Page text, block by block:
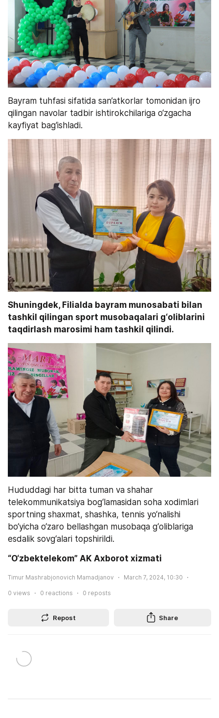
Bayram tuhfasi sifatida san’atkorlar tomonidan ijro
qilingan navolar tadbir ishtirokchilariga o‘zgacha
kayfiyat bag‘ishladi.
Shuningdek, Filialda bayram munosabati bilan
tashkil qilingan sport musobaqalari g‘oliblarini
taqdirlash marosimi ham tashkil qilindi.
Hududdagi har bitta tuman va shahar
telekommunikatsiya bog‘lamasidan soha xodimlari
sportning shaxmat, shashka, tennis yo‘nalishi
bo‘yicha o‘zaro bellashgan musobaqa g‘oliblariga
esdalik sovg‘alari topshirildi.
“O‘zbektelekom” AK Axborot xizmati
Timur Mashrabjonovich Mamadjanov March 7, 2024, 10:30
0 views 0 reactions 0 reposts
Repost Share